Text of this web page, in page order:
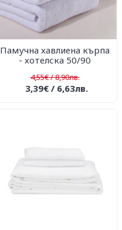
Памучна хавлиена кърпа
- хотелска 50/90
4,55€ / 8,90лв.
3,39€ / 6,63лв.